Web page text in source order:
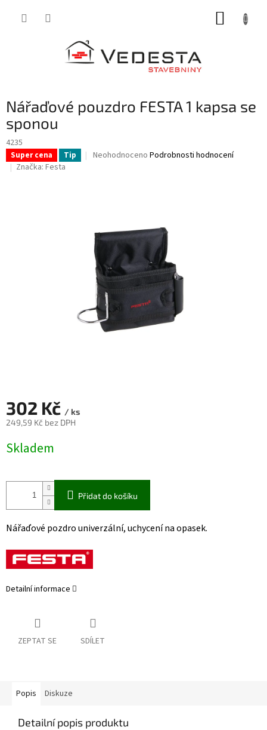
Nářaďové pouzdro FESTA 1 kapsa se
sponou
4235
Super cena Tip
Průměrné
hvězdiček.
Neohodnoceno Podrobnosti hodnocení
Značka: Festa
302 Kč / ks
249,59 Kč bez DPH
cena:
Skladem
Přidat do košíku
Nářaďové pozdro univerzální, uchycení na opasek.
Detailní informace
ZEPTAT SE SDÍLET
Popis Diskuze
Detailní popis produktu